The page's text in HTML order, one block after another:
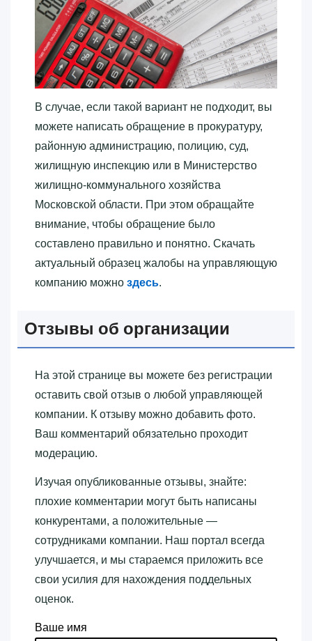
В случае, если такой вариант не подходит, вы
можете написать обращение в прокуратуру,
районную администрацию, полицию, суд,
жилищную инспекцию или в Министерство
жилищно-коммунального хозяйства
Московской области. При этом обращайте
внимание, чтобы обращение было
составлено правильно и понятно. Скачать
актуальный образец жалобы на управляющую
компанию можно здесь.
Отзывы об организации
На этой странице вы можете без регистрации
оставить свой отзыв о любой управляющей
компании. К отзыву можно добавить фото.
Ваш комментарий обязательно проходит
модерацию.
Изучая опубликованные отзывы, знайте:
плохие комментарии могут быть написаны
конкурентами, а положительные —
сотрудниками компании. Наш портал всегда
улучшается, и мы стараемся приложить все
свои усилия для нахождения поддельных
оценок.
Ваше имя